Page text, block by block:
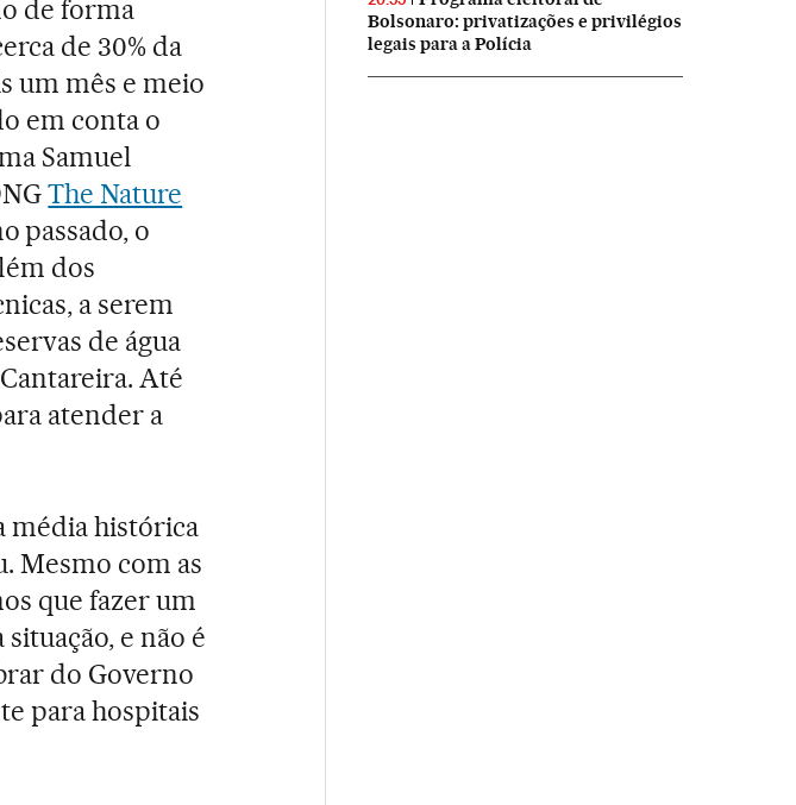
de forma
de 30% da
um mês e meio
em conta o
Samuel
The Nature
passado, o
dos
a serem
de água
Até
atender a
média histórica
Mesmo com as
que fazer um
e não é
do Governo
para hospitais
Bolsonaro: privatizações e privilégios
legais para a Polícia